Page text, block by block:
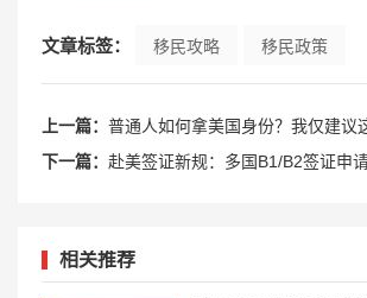
文章标签： 移民攻略 移民政策
上一篇： 普通人如何拿美国身份？我仅建议这3种方式
下一篇： 赴美签证新规：多国B1/B2签证申请人，需
相关推荐